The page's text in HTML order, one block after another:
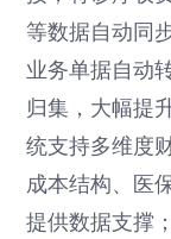
等数据自动同
业务单据自动
归集，大幅提
统支持多维度
成本结构、医
提供数据支撑